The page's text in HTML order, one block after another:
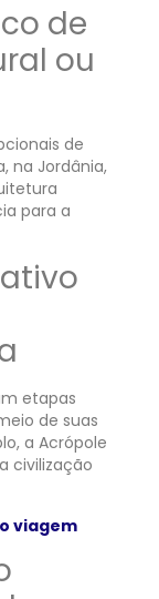
de
ou
de
na Jordânia,
para a
etapas
de suas
a Acrópole
civilização
viagem